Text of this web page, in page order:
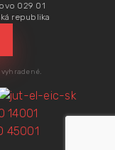
029 01
republika
vyhradené.